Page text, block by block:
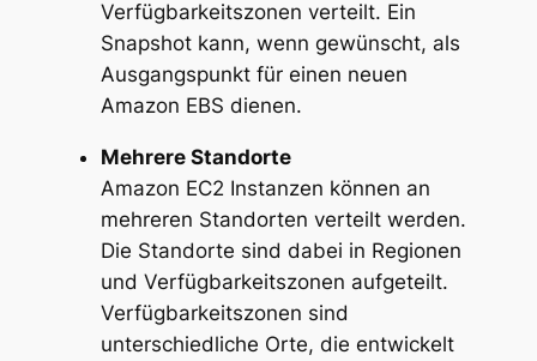
Verfügbarkeitszonen verteilt. Ein
Snapshot kann, wenn gewünscht, als
Ausgangspunkt für einen neuen
Amazon EBS dienen.
Mehrere Standorte
Amazon EC2 Instanzen können an
mehreren Standorten verteilt werden.
Die Standorte sind dabei in Regionen
und Verfügbarkeitszonen aufgeteilt.
Verfügbarkeitszonen sind
unterschiedliche Orte, die entwickelt